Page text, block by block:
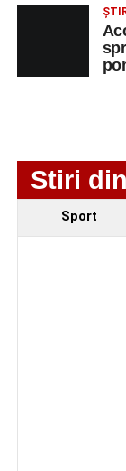
Fest, la
Stiri
Sport